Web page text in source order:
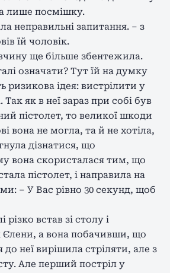
лише посмішку.
неправильні запитання. – з
їй чоловік.
ще більше збентежила.
означати? Тут їй на думку
ризикова ідея: вистрілити у
Так як в неї зараз при собі був
пістолет, то великої шкоди
вона не могла, та й не хотіла,
дізнатися, що
вона скористалася тим, що
пістолет, і направила на
– У Вас рівно 30 секунд, щоб
різко встав зі столу і
Єлени, а вона побачивши, що
до неї вирішила стріляти, але з
Але перший постріл у